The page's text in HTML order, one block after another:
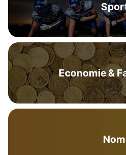
Economie &
Nom